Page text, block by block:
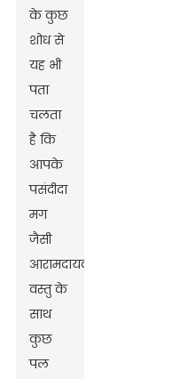
के कुछ
शोध से
यह भी
पता
चलता
है कि
आपके
पसंदीदा
मग
जैसी
आरामदायक
वस्तु के
साथ
कुछ
पल